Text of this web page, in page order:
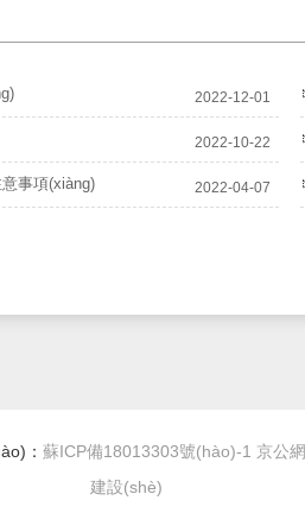
2022-12-01
2022-10-22
事項(xiàng) 2022-04-07
： 蘇ICP備18013303號(hào)-1 京公
建設(shè)